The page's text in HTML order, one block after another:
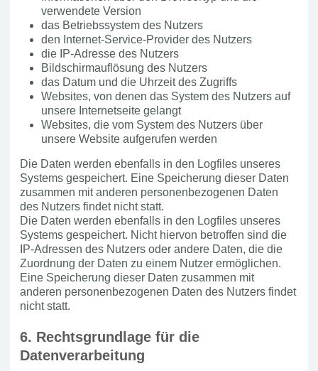
verwendete Version
das Betriebssystem des Nutzers
den Internet-Service-Provider des Nutzers
die IP-Adresse des Nutzers
Bildschirmauflösung des Nutzers
das Datum und die Uhrzeit des Zugriffs
Websites, von denen das System des Nutzers auf
unsere Internetseite gelangt
Websites, die vom System des Nutzers über
unsere Website aufgerufen werden
Die Daten werden ebenfalls in den Logfiles unseres
Systems gespeichert. Eine Speicherung dieser Daten
zusammen mit anderen personenbezogenen Daten
des Nutzers findet nicht statt.
Die Daten werden ebenfalls in den Logfiles unseres
Systems gespeichert. Nicht hiervon betroffen sind die
IP-Adressen des Nutzers oder andere Daten, die die
Zuordnung der Daten zu einem Nutzer ermöglichen.
Eine Speicherung dieser Daten zusammen mit
anderen personenbezogenen Daten des Nutzers findet
nicht statt.
6. Rechtsgrundlage für die
Datenverarbeitung